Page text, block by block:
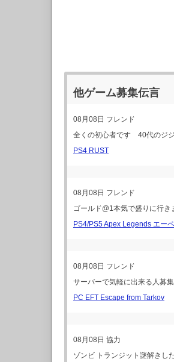
他ゲーム募集伝言
08月08日 フレンド
全くの初心者です 40代のジ
PS4 RUST
08月08日 フレンド
ゴールド@1本気で盛りに行き
PS4/PS5 Apex Legends エー
08月08日 フレンド
サーバーで気軽に出来る人募
PC EFT Escape from Tarkov
08月08日 協力
ゾンビ トランジット謎解きし